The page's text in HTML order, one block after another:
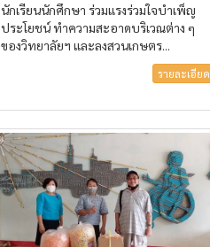
นักเรียนนักศึกษา ร่วมแรงร่วมใจบำเพ็ญ
ประโยชน์ ทำความสะอาดบริเวณต่าง ๆ
ของวิทยาลัยฯ และลงสวนเกษตร...
รายละเอียด